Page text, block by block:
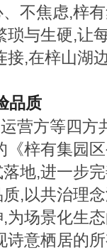
不焦虑,梓
与生硬,让
,在梓山湖
品质
营方等四方
梓有集园
地,进一步
,以共治理
为场景化生
诗意栖居的